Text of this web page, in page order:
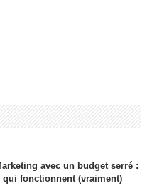
avec un budget serré :
qui fonctionnent (vraiment)